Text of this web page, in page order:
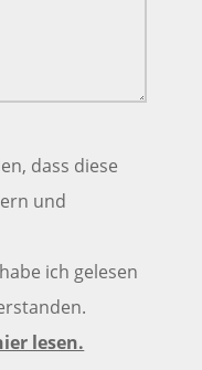
dass diese
und
ich gelesen
lesen.